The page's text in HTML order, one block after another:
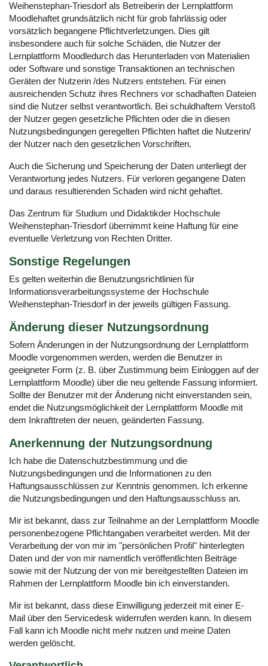
Weihenstephan-Triesdorf als Betreiberin der Lernplattform
Moodlehaftet grundsätzlich nicht für grob fahrlässig oder
vorsätzlich begangene Pflichtverletzungen. Dies gilt
insbesondere auch für solche Schäden, die Nutzer der
Lernplattform Moodledurch das Herunterladen von Materialien
oder Software und sonstige Transaktionen an technischen
Geräten der Nutzerin /des Nutzers entstehen. Für einen
ausreichenden Schutz ihres Rechners vor schadhaften Dateien
sind die Nutzer selbst verantwortlich. Bei schuldhaftem Verstoß
der Nutzer gegen gesetzliche Pflichten oder die in diesen
Nutzungsbedingungen geregelten Pflichten haftet die Nutzerin/
der Nutzer nach den gesetzlichen Vorschriften.
Auch die Sicherung und Speicherung der Daten unterliegt der
Verantwortung jedes Nutzers. Für verloren gegangene Daten
und daraus resultierenden Schaden wird nicht gehaftet.
Das Zentrum für Studium und Didaktikder Hochschule
Weihenstephan-Triesdorf übernimmt keine Haftung für eine
eventuelle Verletzung von Rechten Dritter.
Sonstige Regelungen
Es gelten weiterhin die Benutzungsrichtlinien für
Informationsverarbeitungssysteme der Hochschule
Weihenstephan-Triesdorf in der jeweils gültigen Fassung.
Änderung dieser Nutzungsordnung
Sofern Änderungen in der Nutzungsordnung der Lernplattform
Moodle vorgenommen werden, werden die Benutzer in
geeigneter Form (z. B. über Zustimmung beim Einloggen auf der
Lernplattform Moodle) über die neu geltende Fassung informiert.
Sollte der Benutzer mit der Änderung nicht einverstanden sein,
endet die Nutzungsmöglichkeit der Lernplattform Moodle mit
dem Inkrafttreten der neuen, geänderten Fassung.
Anerkennung der Nutzungsordnung
Ich habe die Datenschutzbestimmung und die
Nutzungsbedingungen und die Informationen zu den
Haftungsausschlüssen zur Kenntnis genommen. Ich erkenne
die Nutzungsbedingungen und den Haftungsausschluss an.
Mir ist bekannt, dass zur Teilnahme an der Lernplattform Moodle
personenbezogene Pflichtangaben verarbeitet werden. Mit der
Verarbeitung der von mir im "persönlichen Profil" hinterlegten
Daten und der von mir namentlich veröffentlichten Beiträge
sowie mit der Nutzung der von mir bereitgestellten Dateien im
Rahmen der Lernplattform Moodle bin ich einverstanden.
Mir ist bekannt, dass diese Einwilligung jederzeit mit einer E-
Mail über den Servicedesk widerrufen werden kann. In diesem
Fall kann ich Moodle nicht mehr nutzen und meine Daten
werden gelöscht.